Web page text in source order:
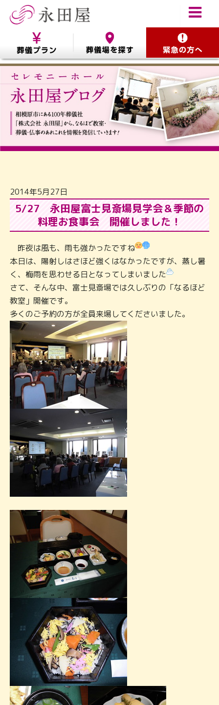
2014年5月27日
5/27 永田屋富士見斎場見学会＆季節の
料理お食事会 開催しました！
昨夜は風も、雨も強かったですね
本日は、陽射しはさほど強くはなかったですが、蒸し暑
く、梅雨を思わせる日となってしまいました
さて、そんな中、富士見斎場では久しぶりの「なるほど
教室」開催です。
多くのご予約の方が全員来場してくださいました。